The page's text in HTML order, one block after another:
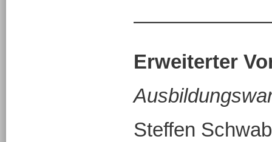
Erweiterter
Steffen